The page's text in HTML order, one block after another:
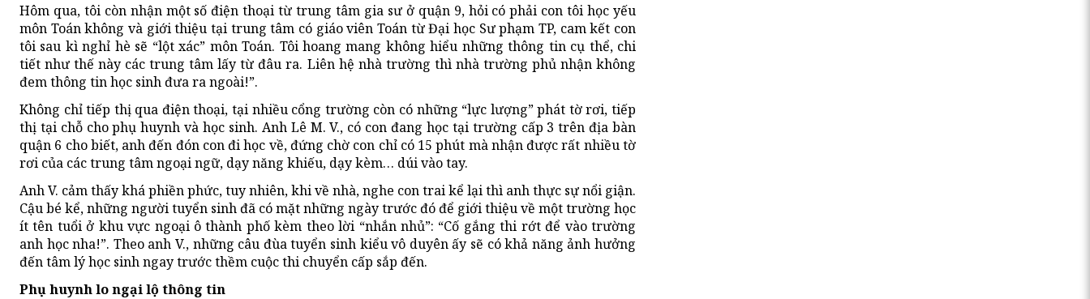
Hôm qua, tôi còn nhận một số điện thoại từ trung tâm gia sư ở quận 9, hỏi có phải con tôi học yếu
môn Toán không và giới thiệu tại trung tâm có giáo viên Toán từ Đại học Sư phạm TP, cam kết con
tôi sau kì nghỉ hè sẽ “lột xác” môn Toán. Tôi hoang mang không hiểu những thông tin cụ thể, chi
tiết như thế này các trung tâm lấy từ đâu ra. Liên hệ nhà trường thì nhà trường phủ nhận không
đem thông tin học sinh đưa ra ngoài!”.
Không chỉ tiếp thị qua điện thoại, tại nhiều cổng trường còn có những “lực lượng” phát tờ rơi, tiếp
thị tại chỗ cho phụ huynh và học sinh. Anh Lê M. V., có con đang học tại trường cấp 3 trên địa bàn
quận 6 cho biết, anh đến đón con đi học về, đứng chờ con chỉ có 15 phút mà nhận được rất nhiều tờ
rơi của các trung tâm ngoại ngữ, dạy năng khiếu, dạy kèm… dúi vào tay.
Anh V. cảm thấy khá phiền phức, tuy nhiên, khi về nhà, nghe con trai kể lại thì anh thực sự nổi giận.
Cậu bé kể, những người tuyển sinh đã có mặt những ngày trước đó để giới thiệu về một trường học
ít tên tuổi ở khu vực ngoại ô thành phố kèm theo lời “nhắn nhủ”: “Cố gắng thi rớt để vào trường
anh học nha!”. Theo anh V., những câu đùa tuyển sinh kiểu vô duyên ấy sẽ có khả năng ảnh hưởng
đến tâm lý học sinh ngay trước thềm cuộc thi chuyển cấp sắp đến.
Phụ huynh lo ngại lộ thông tin